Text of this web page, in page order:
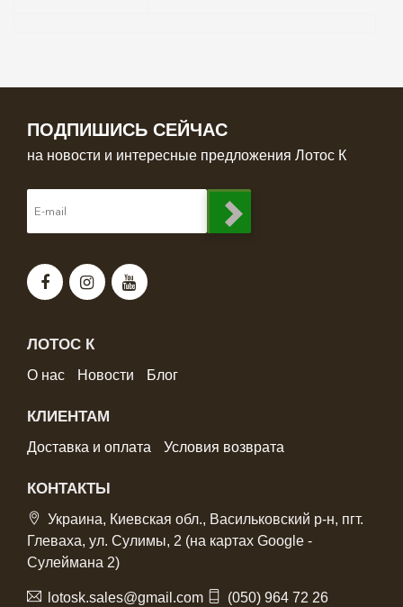
ПОДПИШИСЬ СЕЙЧАС
на новости и интересные предложения Лотос К
ЛОТОС К
О нас Новости Блог
КЛИЕНТАМ
Доставка и оплата Условия возврата
КОНТАКТЫ
Украина, Киевская обл., Васильковский р-н, пгт.
Глеваха, ул. Сулимы, 2 (на картах Google -
Сулеймана 2)
lotosk.sales@gmail.com (050) 964 72 26